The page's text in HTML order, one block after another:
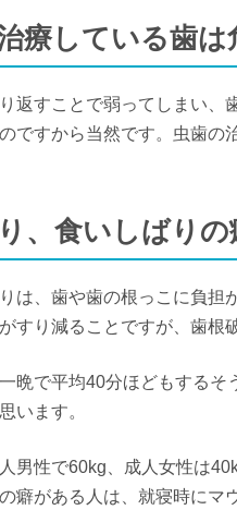
療している歯は
返すことで弱ってしまい、
ですから当然です。虫歯の
、食いしばり
は、歯や歯の根っこに負
すり減ることですが、歯根
晩で平均40分ほどもする
います。
男性で60kg、成人女性は
癖がある人は、就寝時にマ